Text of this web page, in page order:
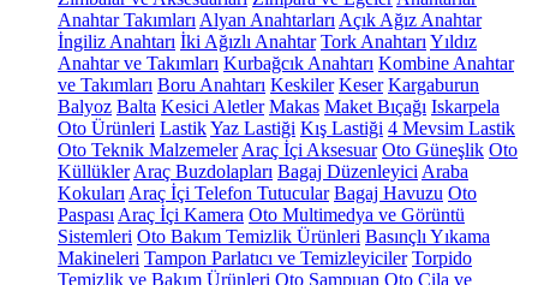
Anahtar Takımları Alyan Anahtarları Açık Ağız Anahtar
İngiliz Anahtarı İki Ağızlı Anahtar Tork Anahtarı Yıldız
Anahtar ve Takımları Kurbağcık Anahtarı Kombine Anahtar
ve Takımları Boru Anahtarı Keskiler Keser Kargaburun
Balyoz Balta Kesici Aletler Makas Maket Bıçağı Iskarpela
Oto Ürünleri LastikYaz Lastiği Kış Lastiği 4 Mevsim Lastik
Oto Teknik Malzemeler Araç İçi Aksesuar Oto Güneşlik Oto
Küllükler Araç Buzdolapları Bagaj Düzenleyici Araba
Kokuları Araç İçi Telefon Tutucular Bagaj Havuzu Oto
Paspası Araç İçi Kamera Oto Multimedya ve Görüntü
Sistemleri Oto Bakım Temizlik Ürünleri Basınçlı Yıkama
Makineleri Tampon Parlatıcı ve Temizleyiciler Torpido
Temizlik ve Bakım Ürünleri Oto Şampuan Oto Cila ve